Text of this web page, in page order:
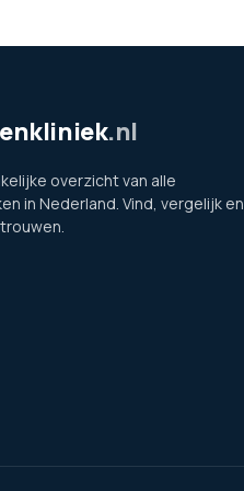
.nl
overzicht van alle
in Nederland. Vind, vergelijk en